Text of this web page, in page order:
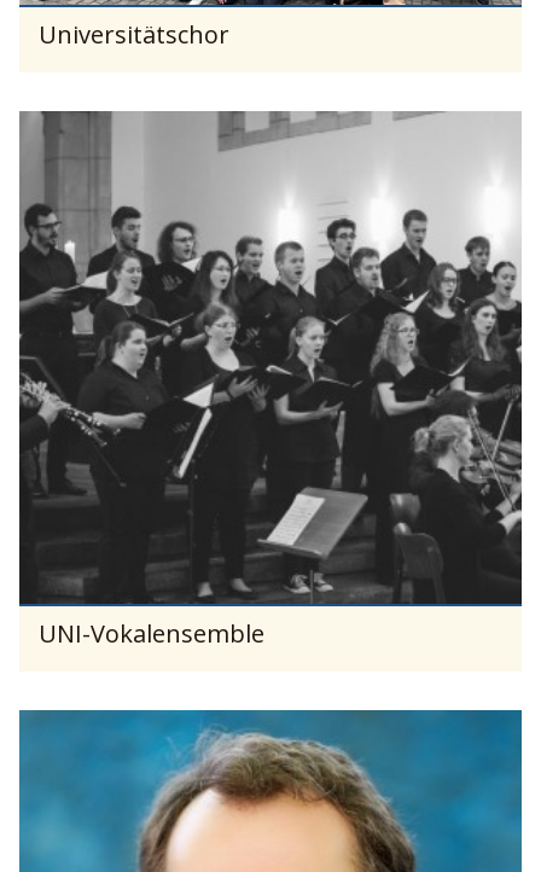
Universitätschor
UNI-Vokalensemble